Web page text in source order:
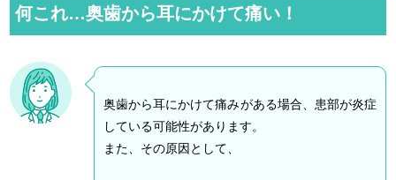
何これ…奥歯から耳にかけて痛い！
奥歯から耳にかけて痛みがある場合、患部が炎症
している可能性があります。
また、その原因として、